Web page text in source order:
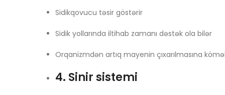
Sidikqovucu təsir göstərir
Sidik yollarında iltihab zamanı dəstək ola bilər
Orqanizmdən artıq mayenin çıxarılmasına
4. Sinir sistemi